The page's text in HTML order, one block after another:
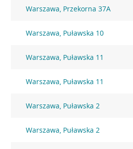
Warszawa, Przekorna 37A
Warszawa, Puławska 10
Warszawa, Puławska 11
Warszawa, Puławska 11
Warszawa, Puławska 2
Warszawa, Puławska 2